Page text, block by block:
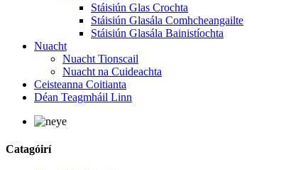
Stáisiún Glas Crochta
Stáisiún Glasála Comhcheangailte
Stáisiún Glasála Bainistíochta
Nuacht
Nuacht Tionscail
Nuacht na Cuideachta
Ceisteanna Coitianta
Déan Teagmháil Linn
Catagóirí